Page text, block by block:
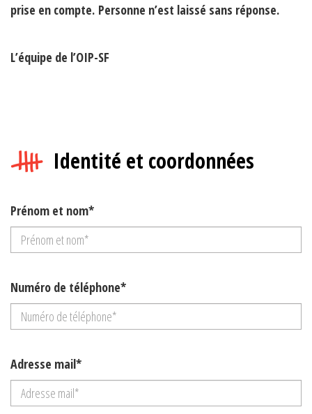
prise en compte. Personne n’est laissé sans réponse.
L’équipe de l’OIP-SF
Identité et coordonnées
Prénom et nom*
Numéro de téléphone*
Adresse mail*